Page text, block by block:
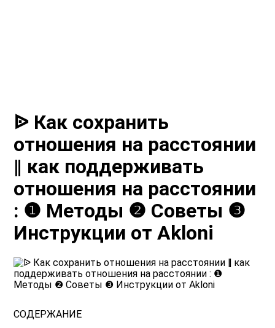
ᐉ Как сохранить
отношения на расстоянии
‖ как поддерживать
отношения на расстоянии
: ❶ Методы ❷ Советы ❸
Инструкции от Akloni
СОДЕРЖАНИЕ